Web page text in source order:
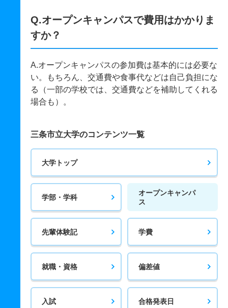
Q.オープンキャンパスで費用はかかりま
すか？
A.オープンキャンパスの参加費は基本的には必要な
い。もちろん、交通費や食事代などは自己負担にな
る（一部の学校では、交通費などを補助してくれる
場合も）。
三条市立大学のコンテンツ一覧
大学トップ
学部・学科
オープンキャンパ
ス
先輩体験記 学費
就職・資格 偏差値
入試 合格発表日